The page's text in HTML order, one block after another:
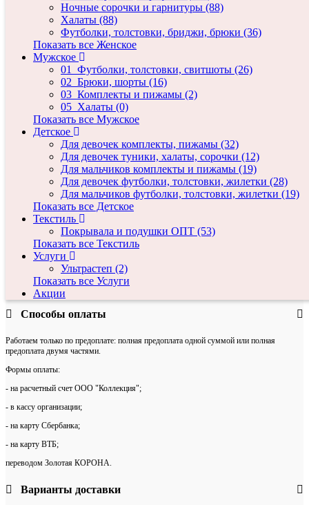
Ночные сорочки и гарнитуры (88)
Халаты (88)
Футболки, толстовки, бриджи, брюки (36)
Показать все Женское
Мужское
01_Футболки, толстовки, свитшоты (26)
02_Брюки, шорты (16)
03_Комплекты и пижамы (2)
05_Халаты (0)
Показать все Мужское
Детское
Для девочек комплекты, пижамы (32)
Для девочек туники, халаты, сорочки (12)
Для мальчиков комплекты и пижамы (19)
Для девочек футболки, толстовки, жилетки (28)
Для мальчиков футболки, толстовки, жилетки (19)
Показать все Детское
Текстиль
Покрывала и подушки ОПТ (53)
Показать все Текстиль
Услуги
Ультрастеп (2)
Показать все Услуги
Акции
Наличие: В наличии
Кулирка
Состав:
100% хлопок
Цвет:
черный
Цена:0 руб.
В карточку товара выводится базовая оптовая цена без учета скидки.
В табличке для заказа справа указаны стоимость полного размерного ряда товара, а
под ней цена одной единицы товара.
Актуальная информация
Сумма минимального заказа в настоящее время составляет для ОПТа -
для розницы -от 1 руб.
Система скидок для ОПТа начинает действовать от 50 000 руб.
Сроки отгрузки начинаются от 2 рабочих дней, согласовываем в каждом заказе
индивидуально.
Почта отдела продаж nc-opt@yandex.ru
Способы оплаты
Работаем только по предоплате: полная предоплата одной суммой или полная
предоплата двумя частями.
Формы оплаты:
- на расчетный счет ООО "Коллекция";
- в кассу организации;
- на карту Сбербанка;
- на карту ВТБ;
переводом Золотая КОРОНА.
Варианты доставки